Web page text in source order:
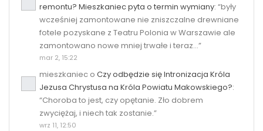
remontu? Mieszkaniec pyta o termin wymiany: “były
wcześniej zamontowane nie zniszczalne drewniane
fotele pozyskane z Teatru Polonia w Warszawie ale
zamontowano nowe mniej trwałe i teraz…”
mar 2, 15:22
mieszkaniec o Czy odbędzie się Intronizacja Króla
Jezusa Chrystusa na Króla Powiatu Makowskiego?:
“Choroba to jest, czy opętanie. Zło dobrem
zwyciężaj, i niech tak zostanie.”
wrz 11, 12:50